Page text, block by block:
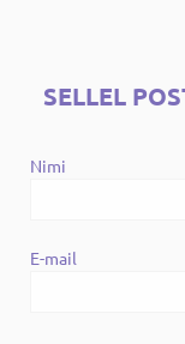
SELLEL
Nimi
E-mail